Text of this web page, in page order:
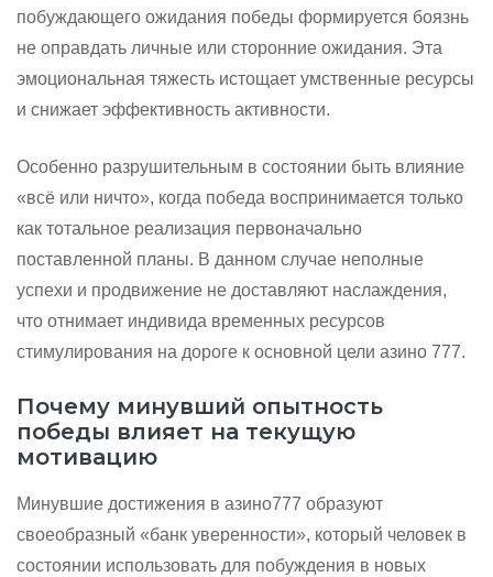
побуждающего ожидания победы формируется боязнь
не оправдать личные или сторонние ожидания. Эта
эмоциональная тяжесть истощает умственные ресурсы
и снижает эффективность активности.
Особенно разрушительным в состоянии быть влияние
«всё или ничто», когда победа воспринимается только
как тотальное реализация первоначально
поставленной планы. В данном случае неполные
успехи и продвижение не доставляют наслаждения,
что отнимает индивида временных ресурсов
стимулирования на дороге к основной цели азино 777.
Почему минувший опытность
победы влияет на текущую
мотивацию
Минувшие достижения в азино777 образуют
своеобразный «банк уверенности», который человек в
состоянии использовать для побуждения в новых